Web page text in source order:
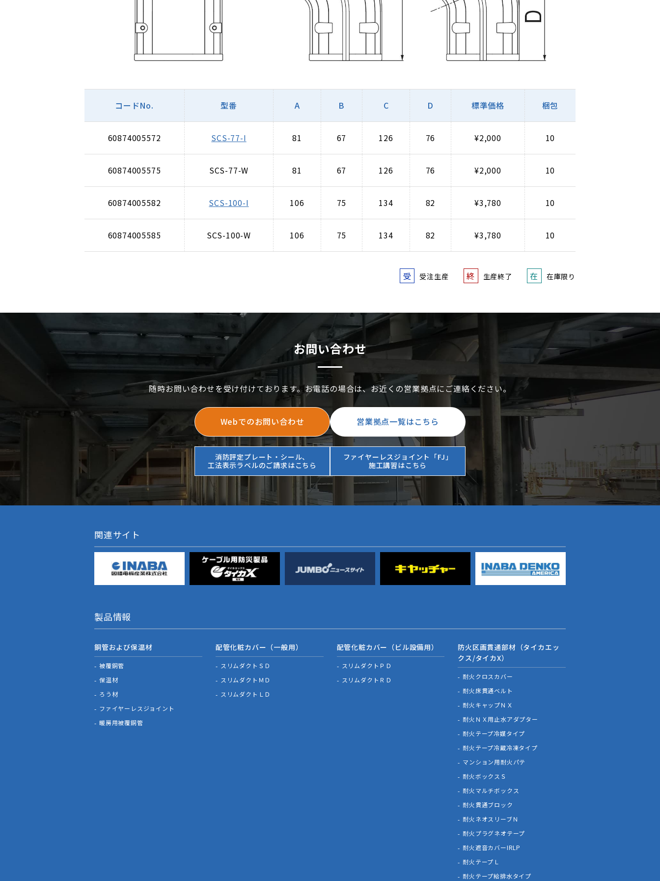
コードNo. 型番 A B C D 標準価格 梱包
60874005572 SCS-77-I 81 67 126 76 ¥2,000 10
60874005575 SCS-77-W 81 67 126 76 ¥2,000 10
60874005582 SCS-100-I 106 75 134 82 ¥3,780 10
60874005585 SCS-100-W 106 75 134 82 ¥3,780 10
受 受注生産 終 生産終了 在 在庫限り
お問い合わせ
随時お問い合わせを受け付けております。お電話の場合は、お近くの営業拠点にご連絡ください。
Webでのお問い合わせ 営業拠点一覧はこちら
消防評定プレート・シール、
工法表示ラベルのご請求はこちら
ファイヤーレスジョイント「FJ」
施工講習はこちら
関連サイト
製品情報
銅管および保温材
被覆銅管
保温材
ろう材
ファイヤーレスジョイント
暖房用被覆銅管
配管化粧カバー（一般用）
スリムダクトＳＤ
スリムダクトＭＤ
スリムダクトＬＤ
配管化粧カバー（ビル設備用）
スリムダクトＰＤ
スリムダクトＲＤ
防火区画貫通部材（タイカエッ
クス/タイカX）
耐火クロスカバー
耐火床貫通ベルト
耐火キャップＮＸ
耐火ＮＸ用止水アダプター
耐火テープ冷媒タイプ
耐火テープ冷蔵冷凍タイプ
マンション用耐火パテ
耐火ボックスＳ
耐火マルチボックス
耐火貫通ブロック
耐火ネオスリーブＮ
耐火プラグネオテープ
耐火遮音カバーIRLP
耐火テープＬ
耐火テープ給排水タイプ